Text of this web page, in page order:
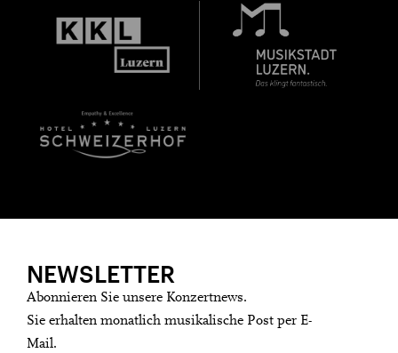
NEWSLETTER
Abonnieren Sie unsere Konzertnews.
Sie erhalten monatlich musikalische Post per E-
Mail.